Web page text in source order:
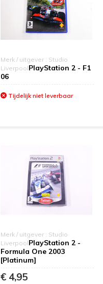
Merk / uitgever : Studio
LiverpoolPlayStation 2 - F1
06
Tijdelijk niet leverbaar
Merk / uitgever : Studio
LiverpoolPlayStation 2 -
Formula One 2003
[Platinum]
€ 4,95